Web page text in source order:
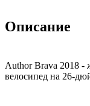
Описание
Author Brava 2018 -
велосипед на 26-